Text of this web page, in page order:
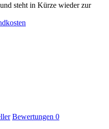
steht in Kürze wieder zur
Bewertungen 0